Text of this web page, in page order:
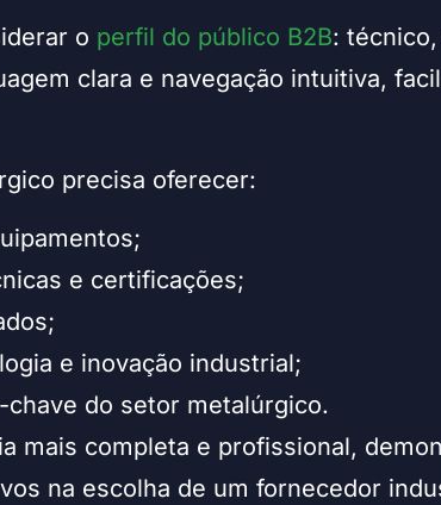
o perfil do público B2B:
clara e navegação intuitiva,
precisa oferecer:
e certificações;
e inovação industrial;
chave do setor metalúrgico.
mais completa e profissional,
na escolha de um fornecedor